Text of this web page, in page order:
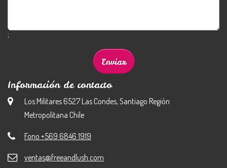
;
Información de contacto
Los Militares 6527 Las Condes, Santiago Región
Metropolitana Chile
Fono +569 6846 1919
ventas@freeandlush.com